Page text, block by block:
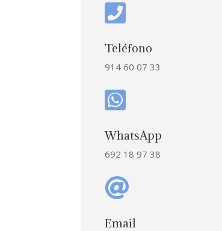

Teléfono
914 60 07 33

WhatsApp
692 18 97 38

Email